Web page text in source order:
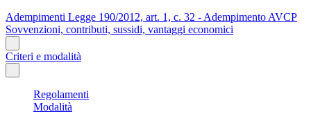
Adempimenti Legge 190/2012, art. 1, c. 32 - Adempimento AVCP
Sovvenzioni, contributi, sussidi, vantaggi economici
Criteri e modalità
Regolamenti
Modalità